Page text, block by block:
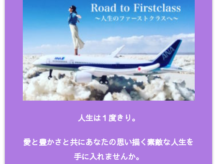
人生は１度きり。
愛と豊かさと共にあなたの思い描く素敵な人生を
手に入れませんか。